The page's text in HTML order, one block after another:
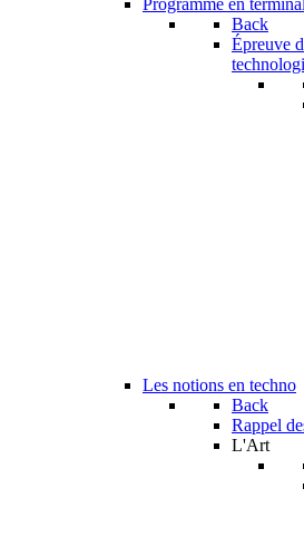
Programme en
Back
Épreuve
Les notions en techno
Back
Rappel
L'Art